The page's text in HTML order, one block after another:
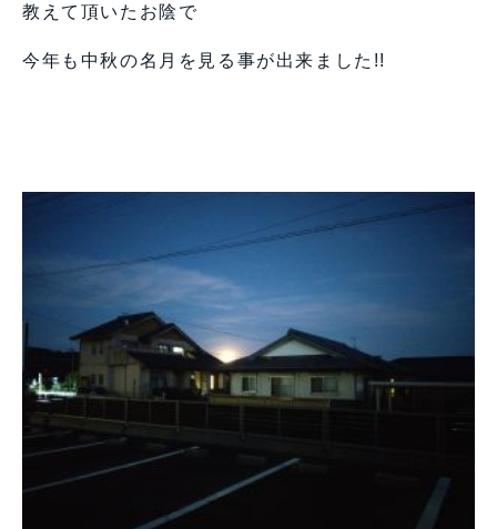
教えて頂いたお陰で
今年も中秋の名月を見る事が出来ました!!